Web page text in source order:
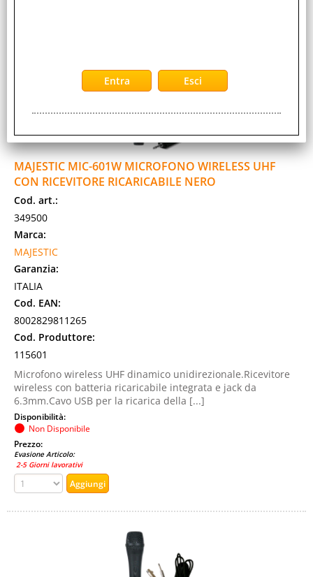
MAJESTIC MIC-601W MICROFONO WIRELESS UHF
CON RICEVITORE RICARICABILE NERO
Cod. art.:
349500
Marca:
MAJESTIC
Garanzia:
ITALIA
Cod. EAN:
8002829811265
Cod. Produttore:
115601
Microfono wireless UHF dinamico unidirezionale.Ricevitore
wireless con batteria ricaricabile integrata e jack da
6.3mm.Cavo USB per la ricarica della [...]
Disponibilità:
Non Disponibile
Prezzo:
Evasione Articolo:
2-5 Giorni lavorativi